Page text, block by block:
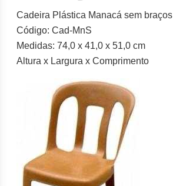
Cadeira Plástica Manacá sem braços
Código: Cad-MnS
Medidas: 74,0 x 41,0 x 51,0 cm
Altura x Largura x Comprimento